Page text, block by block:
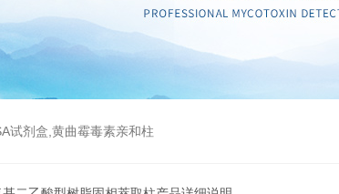
试剂盒,黄曲霉毒素亲和柱